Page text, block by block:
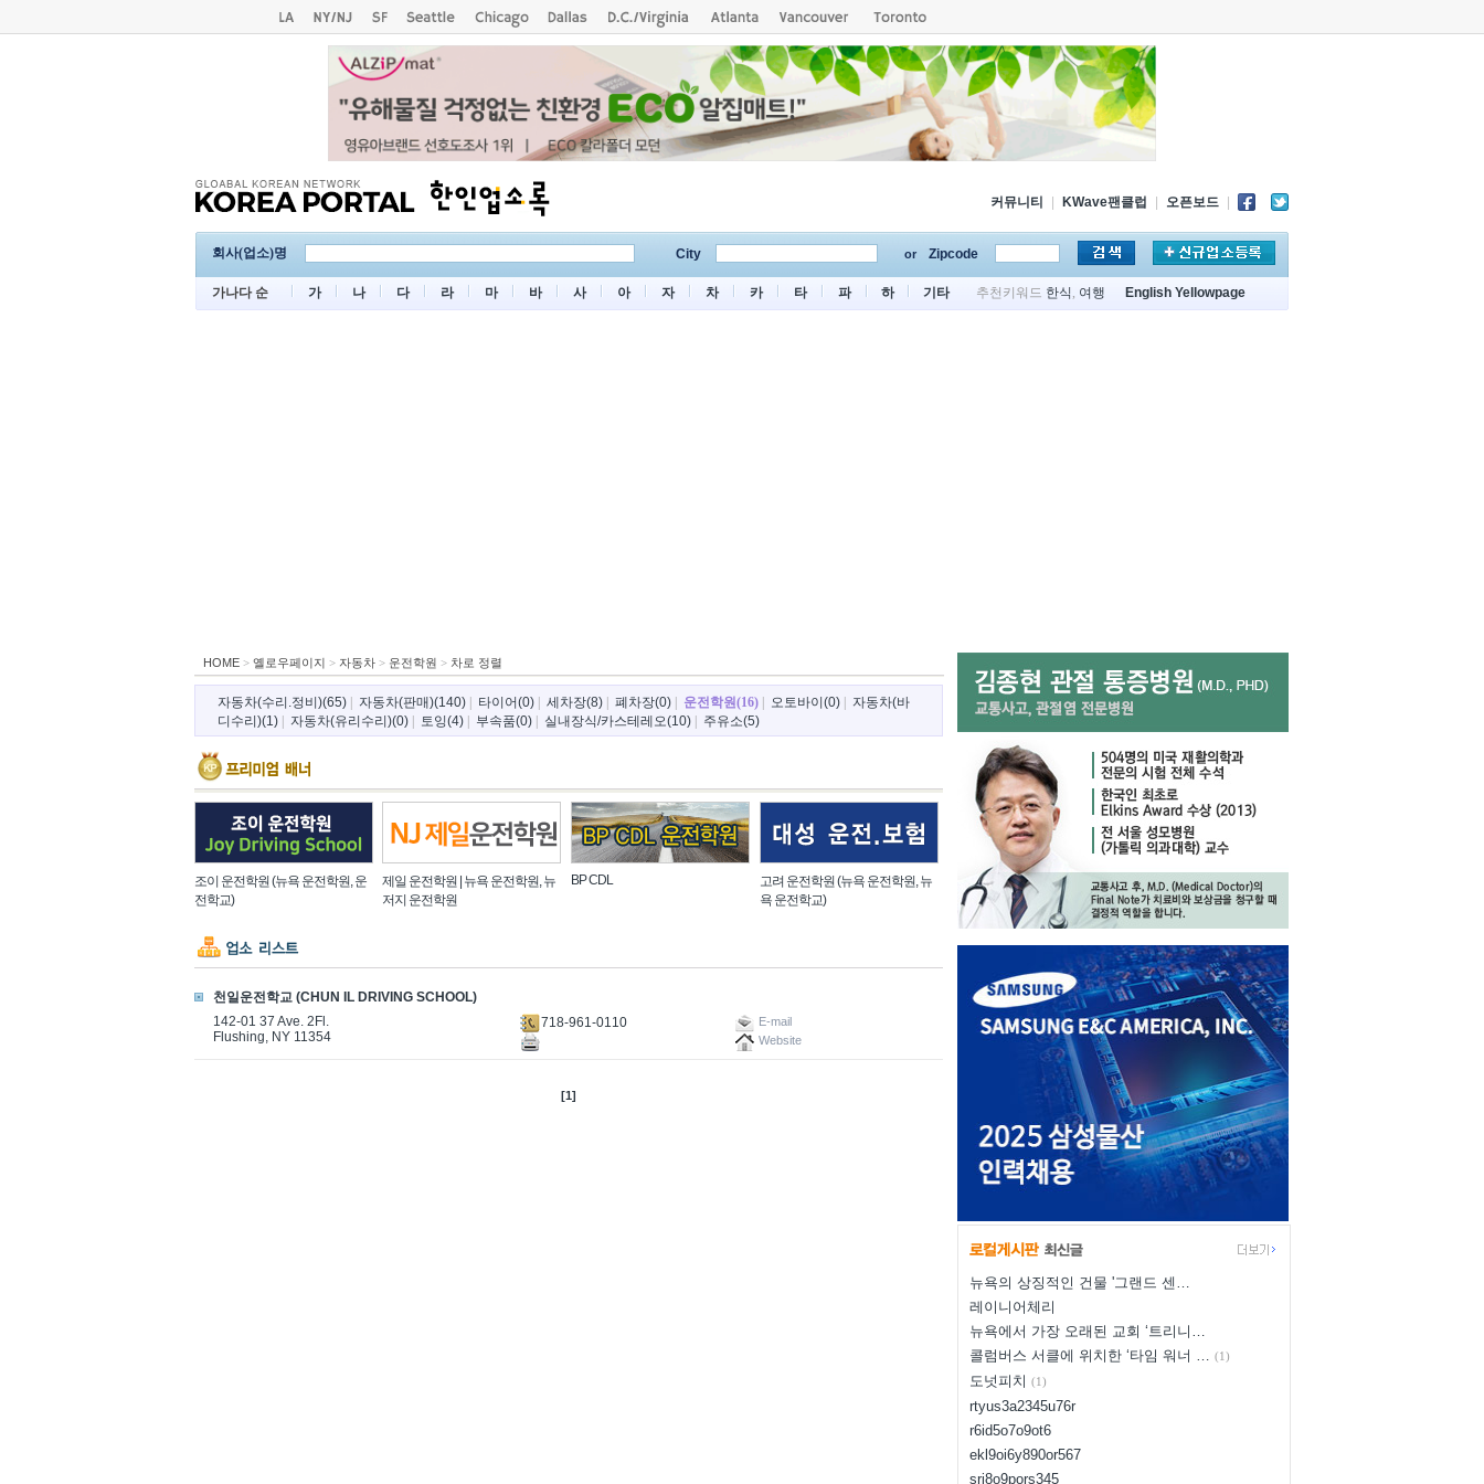
커뮤니티 KWave팬클럽 오픈보드
회사(업소)명 City or Zipcode
가나다 순 가 나 다 라 마 바 사 아 자 차 카 타 파 하 기타 추천키워드 한식 , 여행 English Yellowpage
HOME> 옐로우페이지 > 자동차> 운전학원 > 차로 정렬
자동차(수리.정비)(65)| 자동차(판매)(140)| 타이어(0)| 세차장(8)| 폐차장(0)| 운전학원(16)| 오토바이(0)|
자동차(바
디수리)(1)| 자동차(유리수리)(0)| 토잉(4)| 부속품(0)| 실내장식/카스테레오(10)| 주유소(5)
조이 운전학원 (뉴욕 운전학원, 운
전학교)
제일 운전학원 | 뉴욕 운전학원, 뉴
저지 운전학원
BP CDL
고려 운전학원 (뉴욕 운전학원, 뉴
욕 운전학교)
천일운전학교 (CHUN IL DRIVING SCHOOL)
142-01 37 Ave. 2Fl.
Flushing, NY 11354
718-961-0110
E-mail
Website
[1]
뉴욕의 상징적인 건물 '그랜드 센…
레이니어체리
뉴욕에서 가장 오래된 교회 ‘트리니…
콜럼버스 서클에 위치한 ‘타임 워너 … (1)
도넛피치 (1)
rtyus3a2345u76r
r6id5o7o9ot6
ekl9oi6y890or567
sri8o9pors345